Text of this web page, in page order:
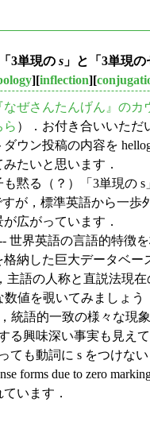
3単現の s 」と「3単現
][inflection][
なぜさんたんげん』の
ら ）．お付き合いいただ
ウン投稿の内容を
たいと思います．
黙る（？）「3単現の
が，標準英語から一歩
広がっています．
世界英語の言語的特徴
納した巨大データベー
主語の人称と直説法現
値を覗いてみましょ
統語的一致の様々な現
る興味深い事実も見え
も動詞に s をつけな
forms due to zero
います．